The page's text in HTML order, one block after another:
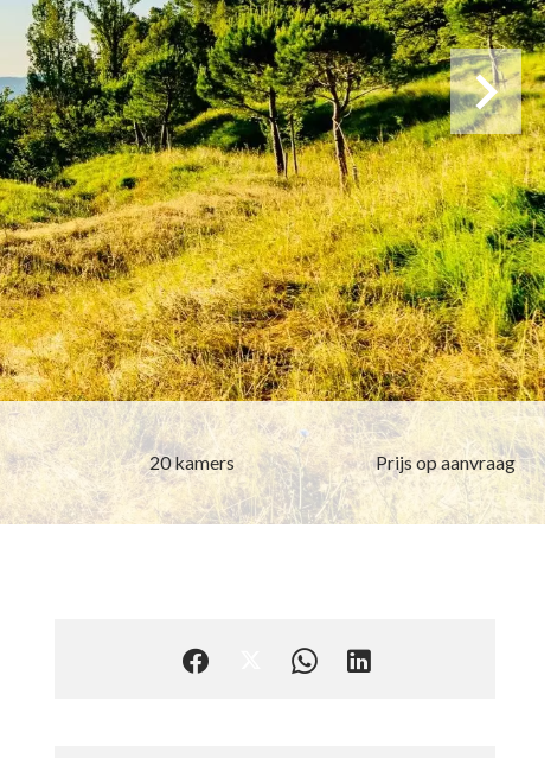
20 kamers Prijs op aanvraag